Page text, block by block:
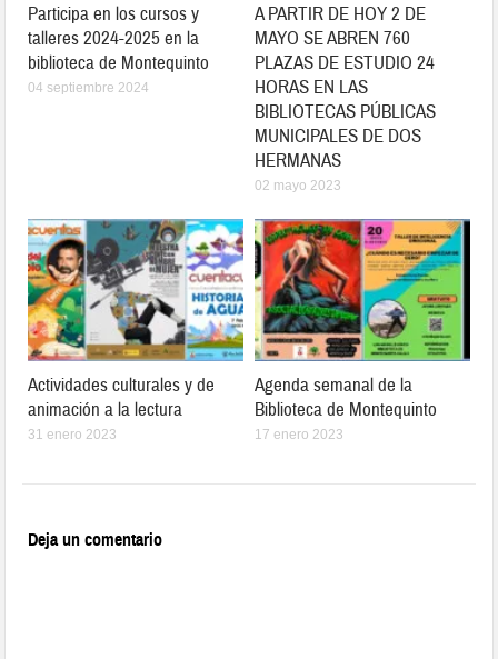
Participa en los cursos y
talleres 2024-2025 en la
biblioteca de Montequinto
04 septiembre 2024
A PARTIR DE HOY 2 DE
MAYO SE ABREN 760
PLAZAS DE ESTUDIO 24
HORAS EN LAS
BIBLIOTECAS PÚBLICAS
MUNICIPALES DE DOS
HERMANAS
02 mayo 2023
Actividades culturales y de
animación a la lectura
31 enero 2023
Agenda semanal de la
Biblioteca de Montequinto
17 enero 2023
Deja un comentario